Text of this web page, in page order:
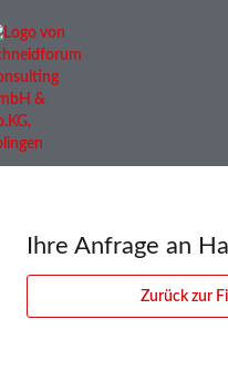
Ihre Anfrage an
Zurück zur